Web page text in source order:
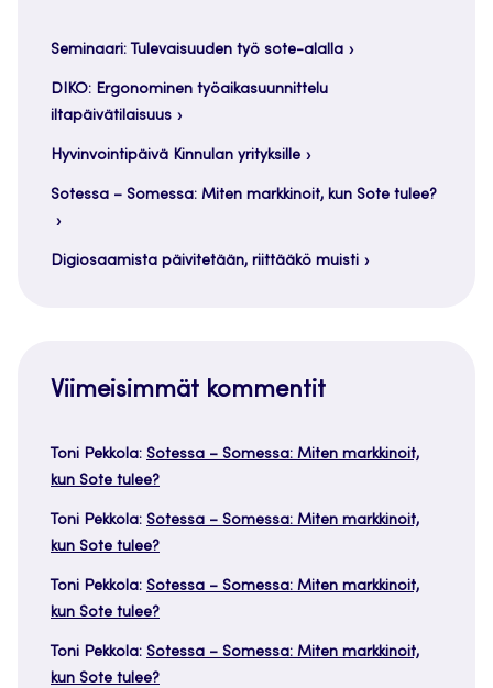
Seminaari: Tulevaisuuden työ sote-alalla
DIKO: Ergonominen työaikasuunnittelu
iltapäivätilaisuus
Hyvinvointipäivä Kinnulan yrityksille
Sotessa – Somessa: Miten markkinoit, kun Sote tulee?
Digiosaamista päivitetään, riittääkö muisti
Viimeisimmät kommentit
Toni Pekkola: Sotessa – Somessa: Miten markkinoit,
kun Sote tulee?
Toni Pekkola: Sotessa – Somessa: Miten markkinoit,
kun Sote tulee?
Toni Pekkola: Sotessa – Somessa: Miten markkinoit,
kun Sote tulee?
Toni Pekkola: Sotessa – Somessa: Miten markkinoit,
kun Sote tulee?